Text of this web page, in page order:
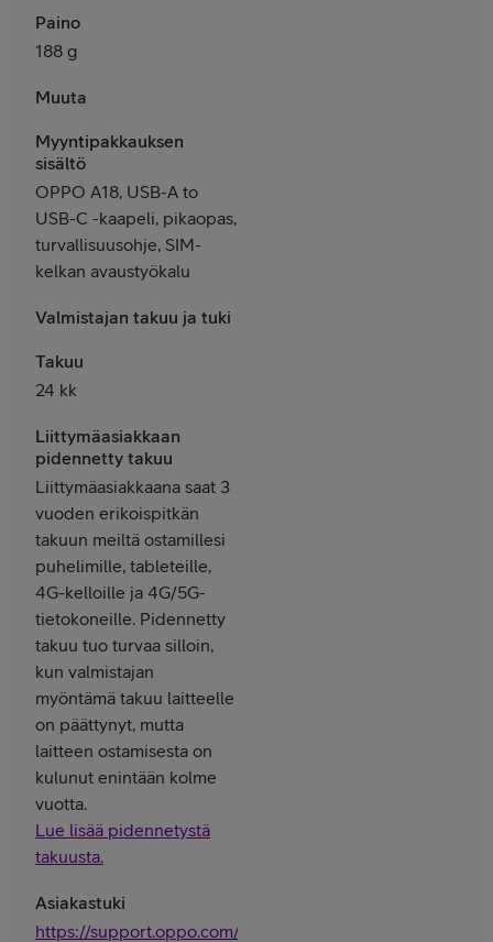
Paino
188 g
Muuta
Myyntipakkauksen
sisältö
OPPO A18, USB-A to
USB-C -kaapeli, pikaopas,
turvallisuusohje, SIM-
kelkan avaustyökalu
Valmistajan takuu ja tuki
Takuu
24 kk
Liittymäasiakkaan
pidennetty takuu
Liittymäasiakkaana saat 3
vuoden erikoispitkän
takuun meiltä ostamillesi
puhelimille, tableteille,
4G-kelloille ja 4G/5G-
tietokoneille. Pidennetty
takuu tuo turvaa silloin,
kun valmistajan
myöntämä takuu laitteelle
on päättynyt, mutta
laitteen ostamisesta on
kulunut enintään kolme
vuotta.
Lue lisää pidennetystä
takuusta.
Asiakastuki
https://support.oppo.com/en/